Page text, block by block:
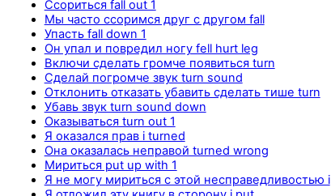
Ссориться fall out 1
Мы часто ссоримся друг с другом fall
Упасть fall down 1
Он упал и повредил ногу fell hurt leg
Включи сделать громче появиться turn
Сделай погромче звук turn sound
Отклонить отказать убавить сделать тише turn
Убавь звук turn sound down
Оказываться turn out 1
Я оказался прав i turned
Она оказалась неправой turned wrong
Мириться put up with 1
Я не могу мириться с этой несправедливостью i